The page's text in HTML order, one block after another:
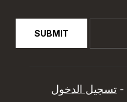
SUBMIT
تسجيل الدخول